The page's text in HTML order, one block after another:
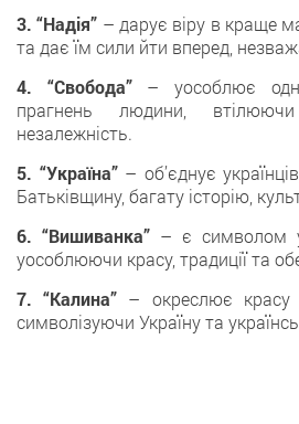
3. “Надія” – дарує віру в краще
та дає їм сили йти вперед,
4. “Свобода”– уособлює
прагнень людини,
незалежність.
5. “Україна”– об’єднує
Батьківщину, багату історію,
6. “Вишиванка” – є символом
уособлюючи красу, традиції та
7. “Калина” – окреслює красу
символізуючи Україну та